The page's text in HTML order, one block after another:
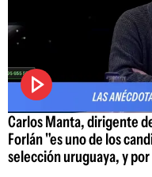
Carlos Manta, dirigente
Forlán "es uno de los
selección uruguaya, y